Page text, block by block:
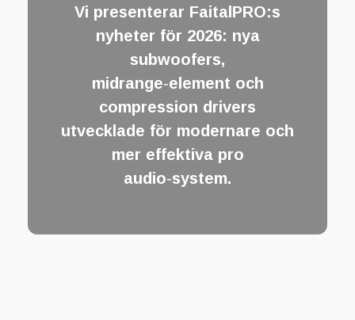
Vi presenterar FaitalPRO:s
nyheter för 2026: nya
subwoofers,
midrange‑element och
compression drivers
utvecklade för modernare och
mer effektiva pro
audio‑system.